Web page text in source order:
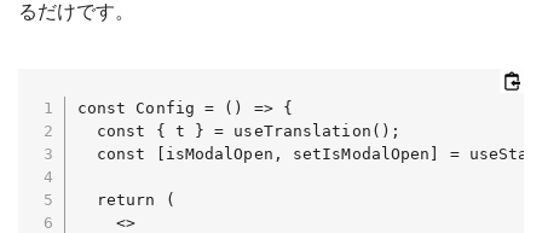
るだけです。
const Config = () => {
  const { t } = useTranslation();
const [isModalOpen, setIsModalOpen] =
  return (
    <>